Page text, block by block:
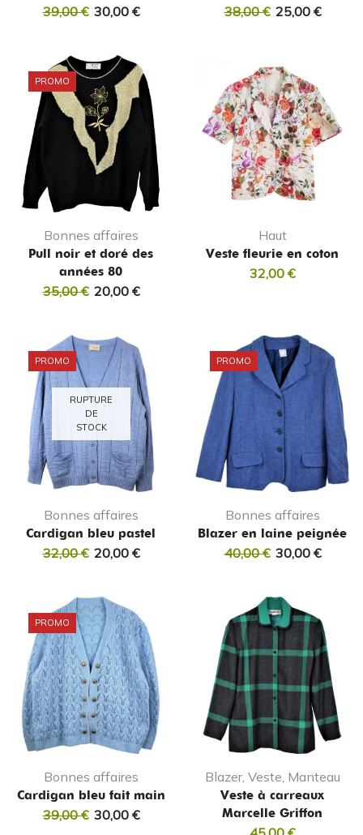
39,00€ 30,00 € 38,00€ 25,00 €
PROMO
Bonnes affaires
Pull noir et doré des
années 80
35,00€ 20,00 €
Haut
Veste fleurie en coton
32,00 €
PROMO
RUPTURE
DE
STOCK
Bonnes affaires
Cardigan bleu pastel
32,00€ 20,00 €
PROMO
Bonnes affaires
Blazer en laine peignée
40,00€ 30,00 €
PROMO
Bonnes affaires
Cardigan bleu fait main
39,00€ 30,00 €
Blazer, Veste, Manteau
Veste à carreaux
Marcelle Griffon